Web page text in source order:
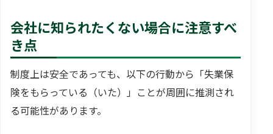
会社に知られたくない場合に注意すべ
き点
制度上は安全であっても、以下の行動から「失業保
険をもらっている（いた）」ことが周囲に推測され
る可能性があります。